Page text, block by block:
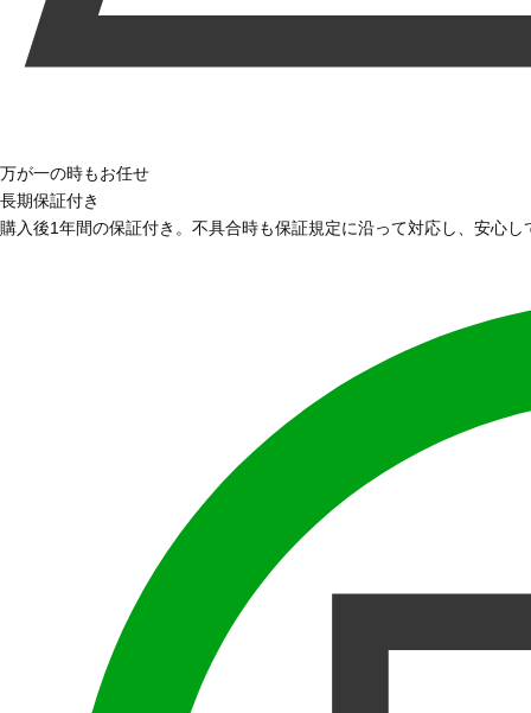
万が一の時もお任せ
長期保証付き
購入後1年間の保証付き。不具合時も保証規定に沿って対応し、安心